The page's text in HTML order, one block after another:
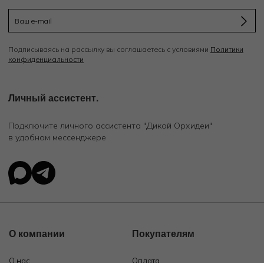
Подписываясь на рассылку вы соглашаетесь с условиями Политики
конфиденциальности
Личный ассистент.
Подключите личного ассистента "Дикой Орхидеи"
в удобном мессенджере
О компании
О нас
Покупателям
Оплата